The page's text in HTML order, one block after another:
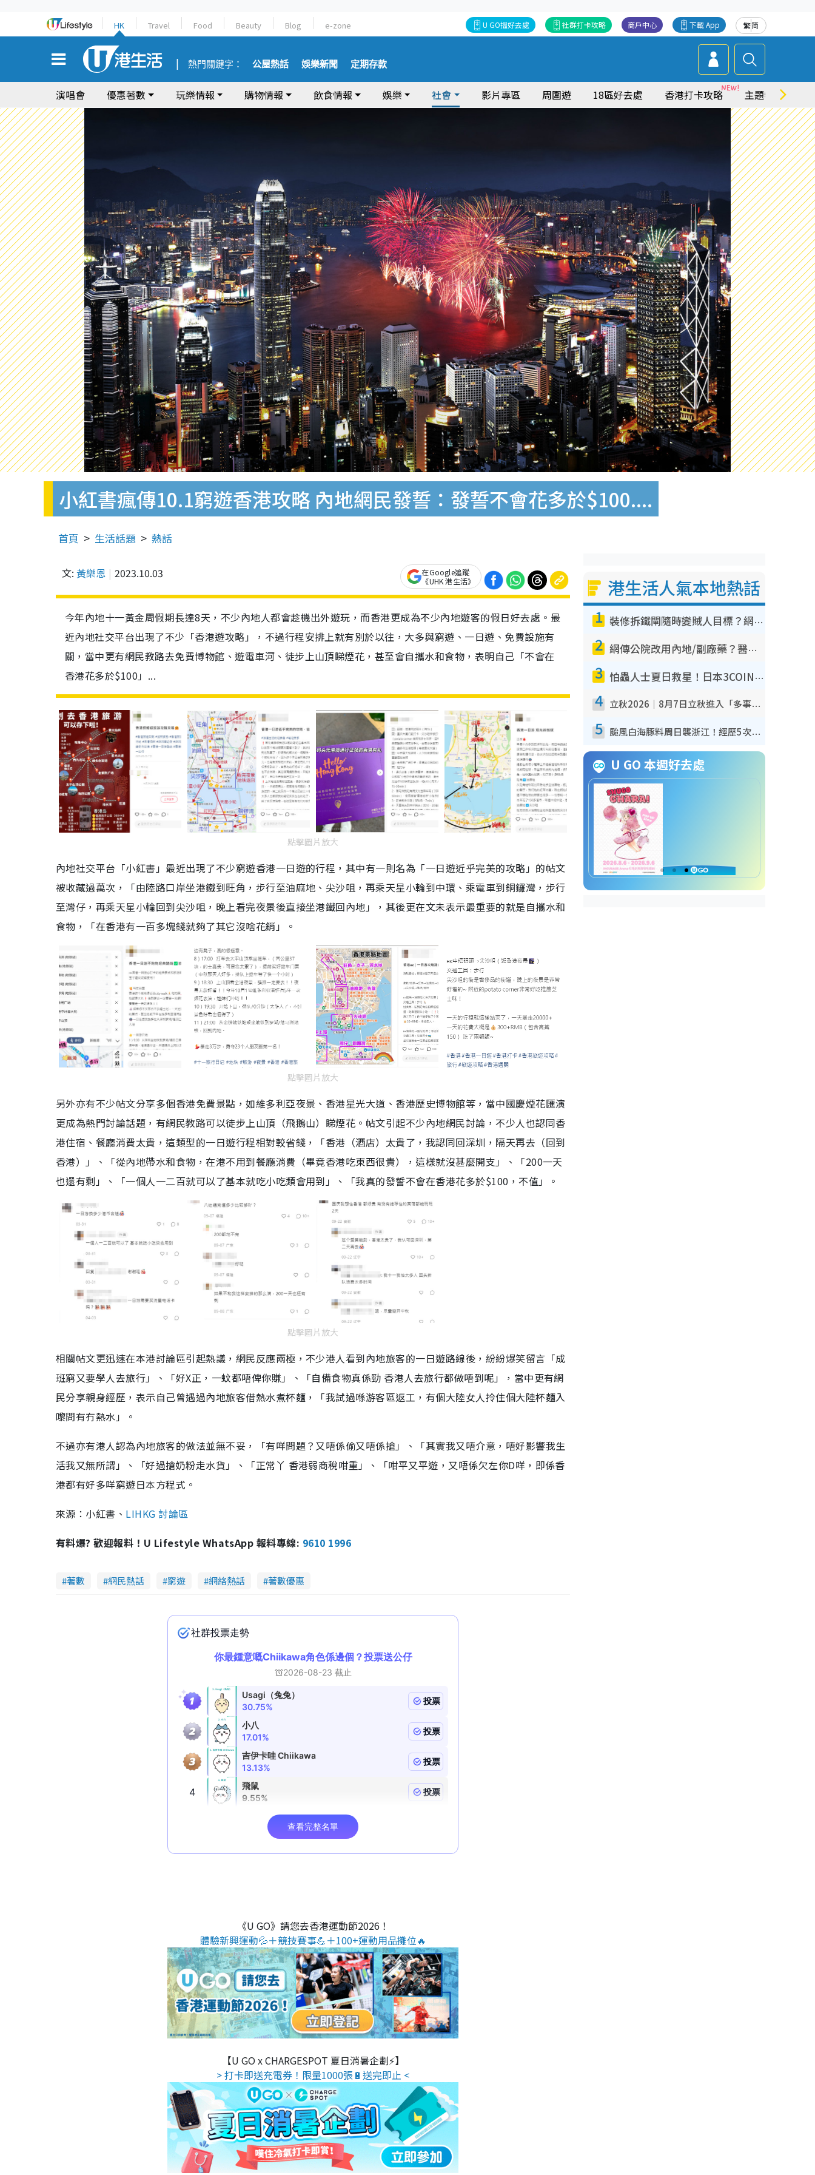
HK Travel Food Beauty Blog e-zone 繁简
下載 App
商戶中心
社群打卡攻略
U GO搵好去處
熱門關鍵字： 公屋熱話 娛樂新聞 定期存款
演唱會 優惠著數 玩樂情報 購物情報 飲食情報 娛樂 社會 影片專區 周圍遊 18區好去處 香港打卡攻略 主題特集
小紅書瘋傳10.1窮遊香港攻略 內地網民發誓：發誓不會花多於$100....
首頁 生活話題 熱話
文: 黃樂恩 2023.10.03
在Google追蹤
《UHK 港生活》
今年內地十一黃金周假期長達8天，不少內地人都會趁機出外遊玩，而香港更成為不少內地遊客的假日好去處。最
近內地社交平台出現了不少「香港遊攻略」，不過行程安排上就有別於以往，大多與窮遊、一日遊、免費設施有
關，當中更有網民教路去免費博物館、遊電車河、徒步上山頂睇煙花，甚至會自攜水和食物，表明自己「不會在
香港花多於$100」...
點擊圖片放大
內地社交平台「小紅書」最近出現了不少窮遊香港一日遊的行程，其中有一則名為「一日遊近乎完美的攻略」的帖文
被收藏過萬次，「由陸路口岸坐港鐵到旺角，步行至油麻地、尖沙咀，再乘天星小輪到中環、乘電車到銅鑼灣，步行
至灣仔，再乘天星小輪回到尖沙咀，晚上看完夜景後直接坐港鐵回內地」，其後更在文未表示最重要的就是自攜水和
食物，「在香港有一百多塊錢就夠了其它沒啥花銷」。
點擊圖片放大
另外亦有不少帖文分享多個香港免費景點，如維多利亞夜景、香港星光大道、香港歷史博物館等，當中國慶煙花匯演
更成為熱門討論話題，有網民教路可以徒步上山頂（飛鵝山）睇煙花。帖文引起不少內地網民討論，不少人也認同香
港住宿、餐廳消費太貴，這類型的一日遊行程相對較省錢，「香港（酒店）太貴了，我認同回深圳，隔天再去（回到
香港）」、「從內地帶水和食物，在港不用到餐廳消費（畢竟香港吃東西很貴），這樣就沒甚麼開支」、「200一天
也還有剩」、「一個人一二百就可以了基本就吃小吃類會用到」、「我真的發誓不會在香港花多於$100，不值」。
點擊圖片放大
相關帖文更迅速在本港討論區引起熱議，網民反應兩極，不少港人看到內地旅客的一日遊路線後，紛紛爆笑留言「成
班窮又要學人去旅行」、「好X正，一蚊都唔俾你賺」、「自備食物真係勁 香港人去旅行都做唔到呢」，當中更有網
民分享親身經歷，表示自己曾遇過內地旅客借熱水煮杯麵，「我試過喺游客區返工，有個大陸女人拎住個大陸杯麵入
嚟問有冇熱水」。
不過亦有港人認為內地旅客的做法並無不妥，「有咩問題？又唔係偷又唔係搶」、「其實我又唔介意，唔好影響我生
活我又無所謂」、「好過搶奶粉走水貨」、「正常丫 香港弱商稅咁重」、「咁平又平遊，又唔係欠左你D咩，即係香
港都有好多咩窮遊日本方程式。
來源：小紅書、 LIHKG 討論區
有料爆? 歡迎報料！U Lifestyle WhatsApp 報料專線: 9610 1996
著數 網民熱話 窮遊 網絡熱話 著數優惠
《U GO》請您去香港運動節2026！
體驗新興運動💦＋競技賽事💪＋100+運動用品攤位🔥
【U GO x CHARGESPOT 夏日消暑企劃⚡】
> 打卡即送充電券！限量1000張🔋送完即止 <
港生活人氣本地熱話
1 裝修拆鐵閘隨時變賊人目標？網民揭2大關鍵用途：裝新式等於白裝？附新舊鐵閘分別
2 網傳公院改用內地/副廠藥？醫生拆解正副廠分別 揭4類人換藥隨時出事
3 怕蟲人士夏日救星！日本3COINS爆紅驅蟲神器$45起 1招「全程免觸碰」輕鬆搞定小強
4 立秋2026｜8月7日立秋進入「多事之秋」 3件事唔做得！專家教6招開運 清枱頭／銀包納氣接好運
5 颱風白海豚料周日襲浙江！經歷5次「眼牆置換」極罕見 成登陸內地最長途颱風
U GO 本週好去處